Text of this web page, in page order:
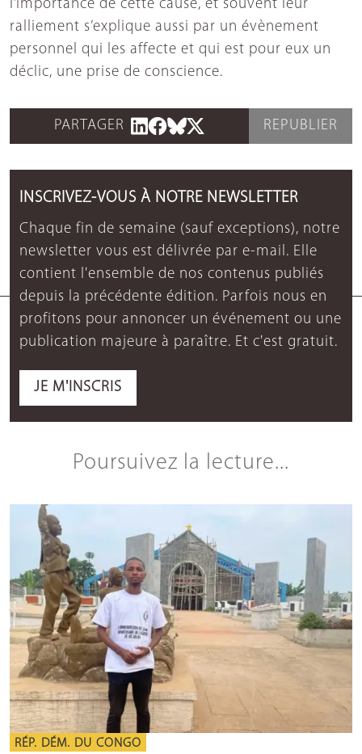
l’importance de cette cause, et souvent leur
ralliement s’explique aussi par un évènement
personnel qui les affecte et qui est pour eux un
déclic, une prise de conscience.
PARTAGER REPUBLIER
INSCRIVEZ-VOUS À NOTRE NEWSLETTER
Chaque fin de semaine (sauf exceptions), notre
newsletter vous est délivrée par e-mail. Elle
contient l'ensemble de nos contenus publiés
depuis la précédente édition. Parfois nous en
profitons pour annoncer un événement ou une
publication majeure à paraître. Et c'est gratuit.
JE M'INSCRIS
Poursuivez la lecture...
RÉP. DÉM. DU CONGO